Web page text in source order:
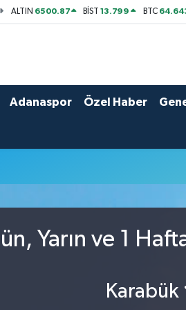
ALTIN 6500.87 BİST13.799 BTC
Adanaspor Özel Haber
Yarın ve 1
Karabük